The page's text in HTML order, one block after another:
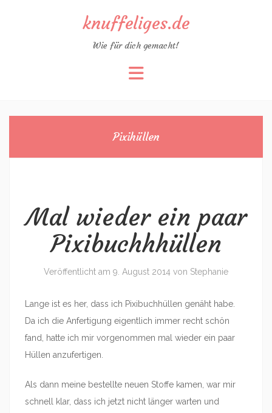
knuffeliges.de
Wie für dich gemacht!
Pixihüllen
Mal wieder ein paar
Pixibuchhhüllen
Veröffentlicht am 9. August 2014 von Stephanie
Lange ist es her, dass ich Pixibuchhüllen genäht habe.
Da ich die Anfertigung eigentlich immer recht schön
fand, hatte ich mir vorgenommen mal wieder ein paar
Hüllen anzufertigen.
Als dann meine bestellte neuen Stoffe kamen, war mir
schnell klar, dass ich jetzt nicht länger warten und